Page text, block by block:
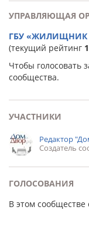
УПРАВЛЯЮЩАЯ
ГБУ «ЖИЛИЩНИК
(текущий рейтинг
Чтобы голосовать
сообщества.
УЧАСТНИКИ
Редактор
Создатель
ГОЛОСОВАНИЯ
В этом